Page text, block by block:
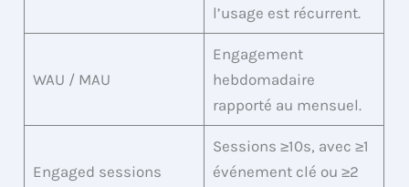
l’usage est récurrent.
WAU / MAU
Engagement
hebdomadaire
rapporté au mensuel.
Engaged sessions
Sessions ≥10s, avec ≥1
événement clé ou ≥2